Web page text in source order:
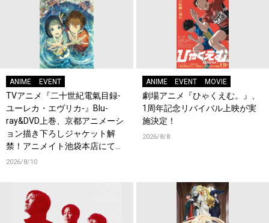
ANIME EVENT
TVアニメ『二十世紀電氣目録-
ユーレカ・エヴリカ-』Blu-
ray&DVD上巻、京都アニメーシ
ョン描き下ろしジャケット解
禁！アニメイト池袋本店にて店
頭イベント開催！
2026/8/10
ANIME EVENT MOVIE
劇場アニメ『ひゃくえむ。』、
1周年記念リバイバル上映が実
施決定！
2026/8/8